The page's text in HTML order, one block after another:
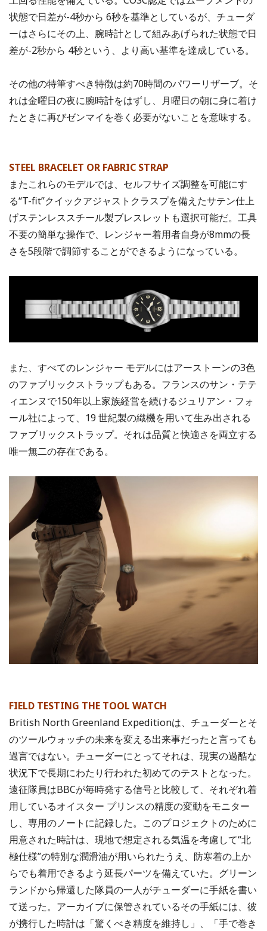
状態で日差が-4秒から 6秒を基準としているが、チューダ
ーはさらにその上、腕時計として組みあげられた状態で日
差が-2秒から 4秒という、より高い基準を達成している。
その他の特筆すべき特徴は約70時間のパワーリザーブ。そ
れは金曜日の夜に腕時計をはずし、月曜日の朝に身に着け
たときに再びゼンマイを巻く必要がないことを意味する。
STEEL BRACELET OR FABRIC STRAP
またこれらのモデルでは、セルフサイズ調整を可能にす
る“T-fit”クイックアジャストクラスプを備えたサテン仕上
げステンレススチール製ブレスレットも選択可能だ。工具
不要の簡単な操作で、レンジャー着用者自身が8mmの長
さを5段階で調節することができるようになっている。
また、すべてのレンジャー モデルにはアーストーンの3色
のファブリックストラップもある。フランスのサン・テテ
ィエンヌで150年以上家族経営を続けるジュリアン・フォ
ール社によって、19 世紀製の織機を用いて生み出される
ファブリックストラップ。それは品質と快適さを両立する
唯一無二の存在である。
FIELD TESTING THE TOOL WATCH
British North Greenland Expeditionは、チューダーとそ
のツールウォッチの未来を変える出来事だったと言っても
過言ではない。チューダーにとってそれは、現実の過酷な
状況下で長期にわたり行われた初めてのテストとなった。
遠征隊員はBBCが毎時発する信号と比較して、それぞれ着
用しているオイスター プリンスの精度の変動をモニター
し、専用のノートに記録した。このプロジェクトのために
用意された時計は、現地で想定される気温を考慮して“北
極仕様”の特別な潤滑油が用いられたうえ、防寒着の上か
らでも着用できるよう延長パーツを備えていた。グリーン
ランドから帰還した隊員の一人がチューダーに手紙を書い
て送った。アーカイブに保管されているその手紙には、彼
が携行した時計は「驚くべき精度を維持し」、「手で巻き